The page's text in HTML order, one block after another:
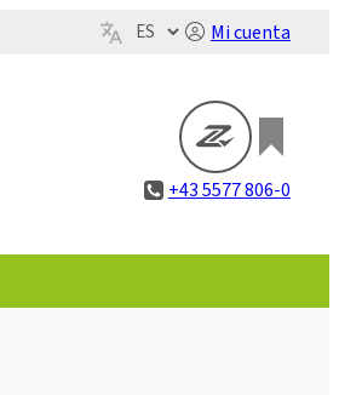
Mi cuenta
+43 5577 806-0